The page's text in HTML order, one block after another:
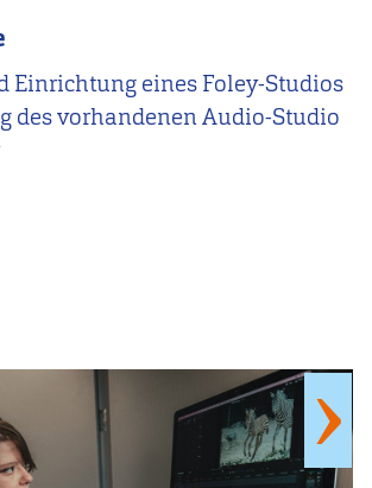
Einrichtung eines Foley-Studios
des vorhandenen Audio-Studio